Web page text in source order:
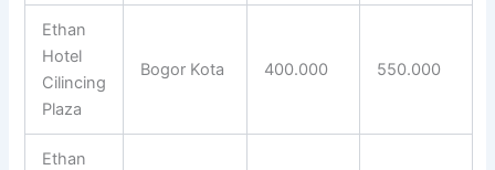
Ethan
Hotel
Cilincing
Plaza
Bogor Kota 400.000 550.000
Ethan